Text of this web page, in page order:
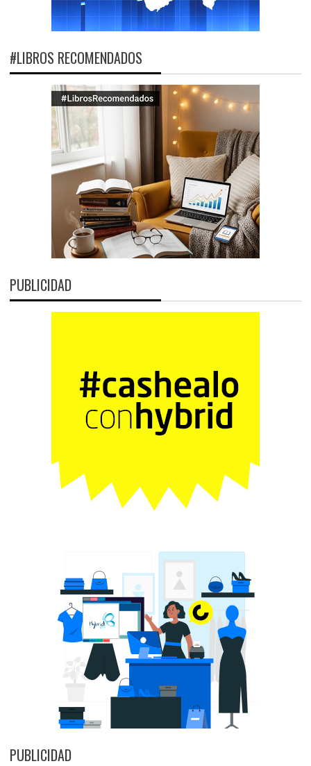
#LIBROS RECOMENDADOS
PUBLICIDAD
PUBLICIDAD